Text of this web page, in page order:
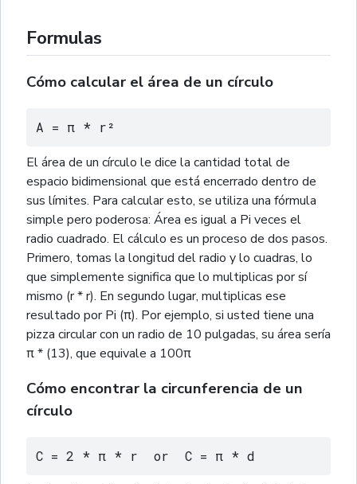
Formulas
Cómo calcular el área de un círculo
A = π * r²
El área de un círculo le dice la cantidad total de
espacio bidimensional que está encerrado dentro de
sus límites. Para calcular esto, se utiliza una fórmula
simple pero poderosa: Área es igual a Pi veces el
radio cuadrado. El cálculo es un proceso de dos pasos.
Primero, tomas la longitud del radio y lo cuadras, lo
que simplemente significa que lo multiplicas por sí
mismo (r * r). En segundo lugar, multiplicas ese
resultado por Pi (π). Por ejemplo, si usted tiene una
pizza circular con un radio de 10 pulgadas, su área sería
π * (13), que equivale a 100π
Cómo encontrar la circunferencia de un
círculo
C = 2 * π * r  or  C = π * d